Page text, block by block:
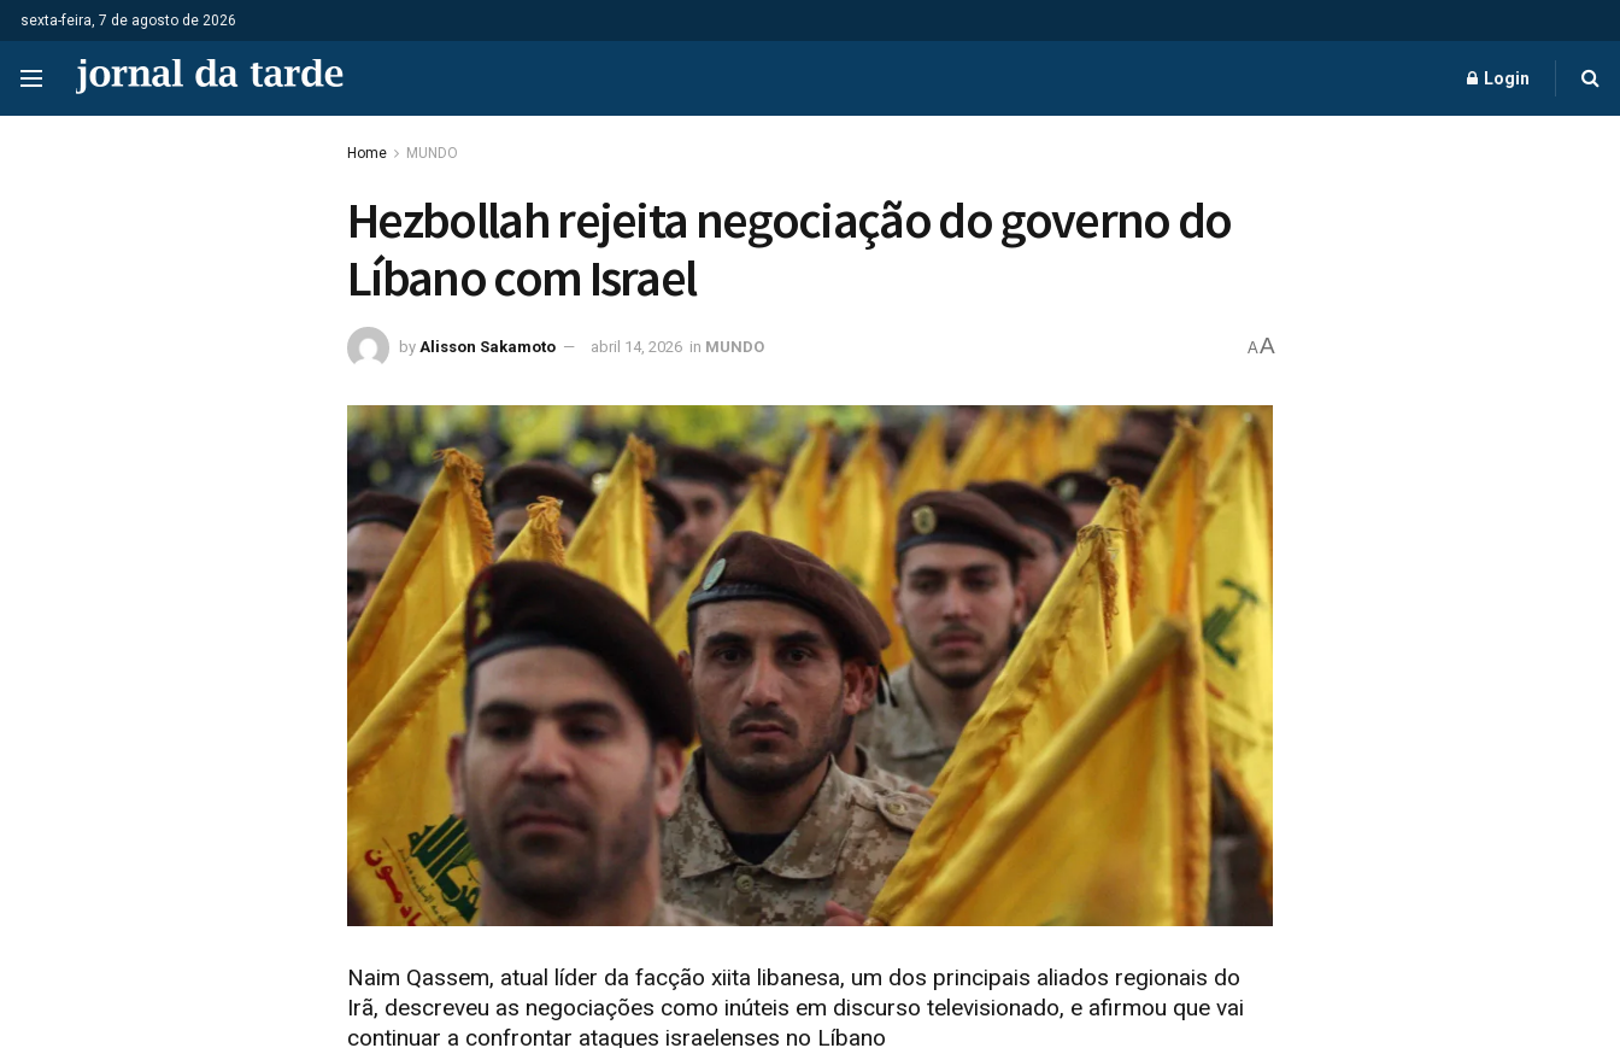
sexta-feira, 7 de agosto de 2026
Login
Home MUNDO
Hezbollah rejeita negociação do governo do
Líbano com Israel
by Alisson Sakamoto abril 14, 2026 in MUNDO AA
Naim Qassem, atual líder da facção xiita libanesa, um dos principais aliados regionais do
Irã, descreveu as negociações como inúteis em discurso televisionado, e afirmou que vai
continuar a confrontar ataques israelenses no Líbano